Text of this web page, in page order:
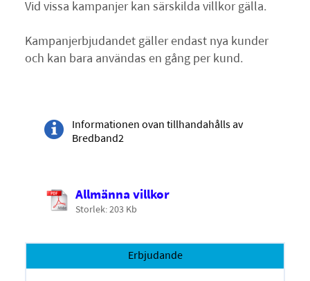
Vid vissa kampanjer kan särskilda villkor gälla.
Kampanjerbjudandet gäller endast nya kunder
och kan bara användas en gång per kund.
Informationen ovan tillhandahålls av
Bredband2
Allmänna villkor
Storlek: 203 Kb
Erbjudande